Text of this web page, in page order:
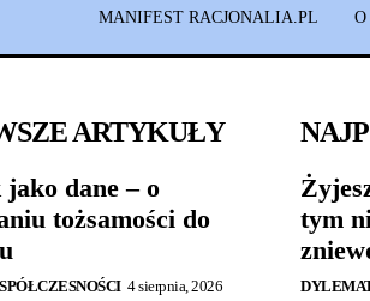
MANIFEST RACJONALIA.PL O
ARTYKUŁY
jako dane – o
tożsamości do
4 sierpnia, 2026
tym